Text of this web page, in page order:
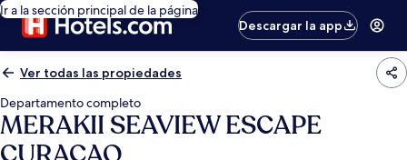
Ir a la sección principal de la página
Descargar la app
Ver todas las propiedades
Departamento completo
MERAKII SEAVIEW ESCAPE